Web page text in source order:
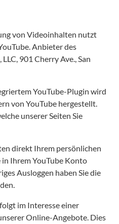
von Videoinhalten nutzt
Anbieter des
901 Cherry Ave., San
YouTube-Plugin wird
von YouTube hergestellt.
unserer Seiten Sie
direkt Ihrem persönlichen
Ihrem YouTube Konto
Ausloggen haben Sie die
im Interesse einer
Online-Angebote. Dies